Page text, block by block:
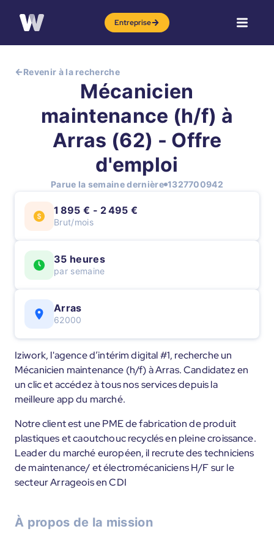
Entreprise
Revenir à la recherche
Mécanicien
maintenance (h/f) à
Arras (62) - Offre
d'emploi
Parue la semaine dernière 1327700942
1 895 € - 2 495 €
Brut/mois
35 heures
par semaine
Arras
62000
Iziwork, l'agence d’intérim digital #1, recherche un
Mécanicien maintenance (h/f) à Arras. Candidatez en
un clic et accédez à tous nos services depuis la
meilleure app du marché.
Notre client est une PME de fabrication de produit
plastiques et caoutchouc recyclés en pleine croissance.
Leader du marché européen, il recrute des techniciens
de maintenance/ et électromécaniciens H/F sur le
secteur Arrageois en CDI
À propos de la mission